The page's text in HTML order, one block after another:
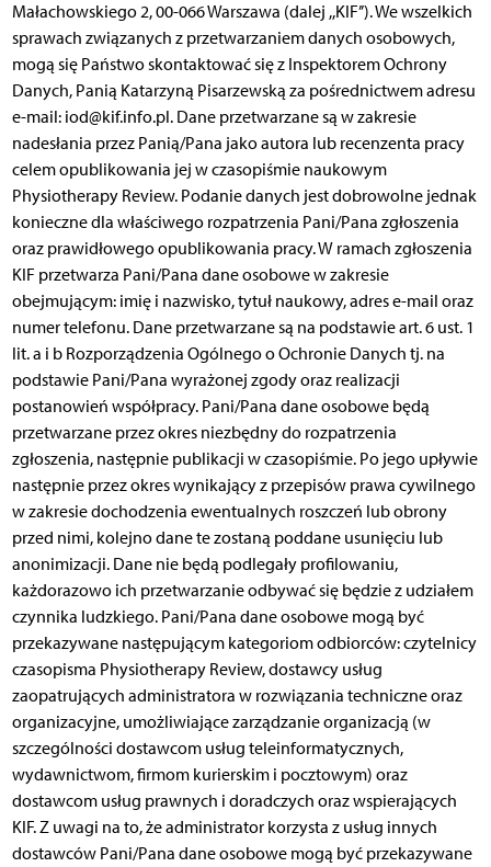
Małachowskiego 2, 00-066 Warszawa (dalej ,,KIF’’). We wszelkich
sprawach związanych z przetwarzaniem danych osobowych,
mogą się Państwo skontaktować się z Inspektorem Ochrony
Danych, Panią Katarzyną Pisarzewską za pośrednictwem adresu
e-mail: iod@kif.info.pl. Dane przetwarzane są w zakresie
nadesłania przez Panią/Pana jako autora lub recenzenta pracy
celem opublikowania jej w czasopiśmie naukowym
Physiotherapy Review. Podanie danych jest dobrowolne jednak
konieczne dla właściwego rozpatrzenia Pani/Pana zgłoszenia
oraz prawidłowego opublikowania pracy. W ramach zgłoszenia
KIF przetwarza Pani/Pana dane osobowe w zakresie
obejmującym: imię i nazwisko, tytuł naukowy, adres e-mail oraz
numer telefonu. Dane przetwarzane są na podstawie art. 6 ust. 1
lit. a i b Rozporządzenia Ogólnego o Ochronie Danych tj. na
podstawie Pani/Pana wyrażonej zgody oraz realizacji
postanowień współpracy. Pani/Pana dane osobowe będą
przetwarzane przez okres niezbędny do rozpatrzenia
zgłoszenia, następnie publikacji w czasopiśmie. Po jego upływie
następnie przez okres wynikający z przepisów prawa cywilnego
w zakresie dochodzenia ewentualnych roszczeń lub obrony
przed nimi, kolejno dane te zostaną poddane usunięciu lub
anonimizacji. Dane nie będą podlegały profilowaniu,
każdorazowo ich przetwarzanie odbywać się będzie z udziałem
czynnika ludzkiego. Pani/Pana dane osobowe mogą być
przekazywane następującym kategoriom odbiorców: czytelnicy
czasopisma Physiotherapy Review, dostawcy usług
zaopatrujących administratora w rozwiązania techniczne oraz
organizacyjne, umożliwiające zarządzanie organizacją (w
szczególności dostawcom usług teleinformatycznych,
wydawnictwom, firmom kurierskim i pocztowym) oraz
dostawcom usług prawnych i doradczych oraz wspierających
KIF. Z uwagi na to, że administrator korzysta z usług innych
dostawców Pani/Pana dane osobowe mogą być przekazywane